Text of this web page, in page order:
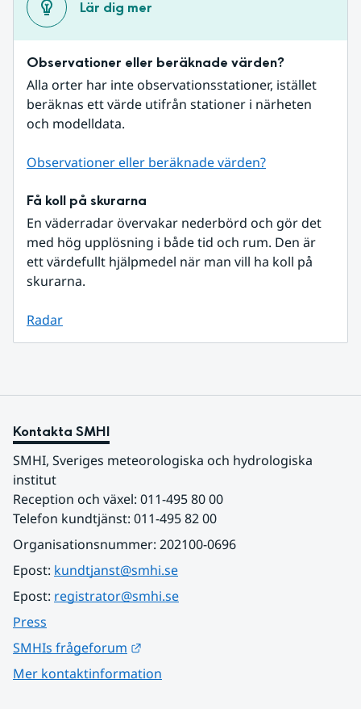
Lär dig mer
Observationer eller beräknade värden?
Alla orter har inte observationsstationer, istället
beräknas ett värde utifrån stationer i närheten
och modelldata.
Observationer eller beräknade värden?
Få koll på skurarna
En väderradar övervakar nederbörd och gör det
med hög upplösning i både tid och rum. Den är
ett värdefullt hjälpmedel när man vill ha koll på
skurarna.
Radar
Kontakta SMHI
SMHI, Sveriges meteorologiska och hydrologiska
institut
Reception och växel: 011-495 80 00
Telefon kundtjänst: 011-495 82 00
Organisationsnummer: 202100-0696
Epost: kundtjanst@smhi.se
Epost: registrator@smhi.se
Press
SMHIs frågeforum
Mer kontaktinformation